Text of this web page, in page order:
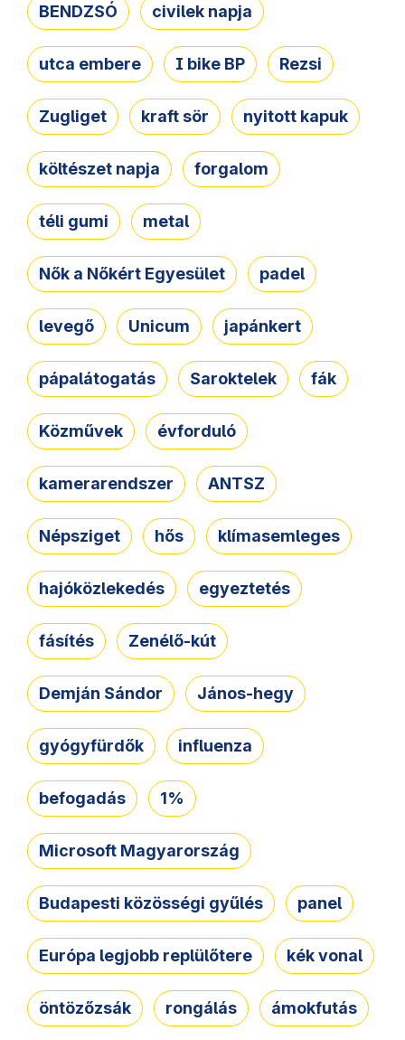
BENDZSÓ civilek napja
utca embere I bike BP Rezsi
Zugliget kraft sör nyitott kapuk
költészet napja forgalom
téli gumi metal
Nők a Nőkért Egyesület padel
levegő Unicum japánkert
pápalátogatás Saroktelek fák
Közművek évforduló
kamerarendszer ANTSZ
Népsziget hős klímasemleges
hajóközlekedés egyeztetés
fásítés Zenélő-kút
Demján Sándor János-hegy
gyógyfürdők influenza
befogadás 1%
Microsoft Magyarország
Budapesti közösségi gyűlés panel
Európa legjobb replülőtere kék vonal
öntözőzsák rongálás ámokfutás